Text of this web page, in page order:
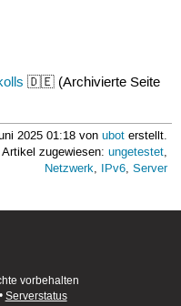
🇩🇪 (Archivierte Seite
2025 01:18 vonubot erstellt.
Artikel zugewiesen:ungetestet,
Netzwerk, IPv6,Server
vorbehalten
Serverstatus